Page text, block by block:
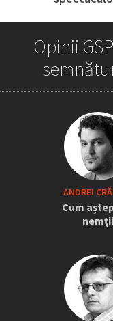
tari:
Scena
Opinii
ANDREI
Cum
nemții